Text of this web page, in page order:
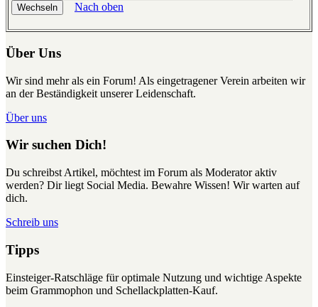
Nach oben
Über Uns
Wir sind mehr als ein Forum! Als eingetragener Verein arbeiten wir
an der Beständigkeit unserer Leidenschaft.
Über uns
Wir suchen Dich!
Du schreibst Artikel, möchtest im Forum als Moderator aktiv
werden? Dir liegt Social Media. Bewahre Wissen! Wir warten auf
dich.
Schreib uns
Tipps
Einsteiger-Ratschläge für optimale Nutzung und wichtige Aspekte
beim Grammophon und Schellackplatten-Kauf.